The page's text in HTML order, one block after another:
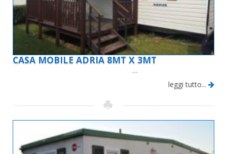
CASA MOBILE ADRIA 8MT X 3MT
…
leggi tutto...